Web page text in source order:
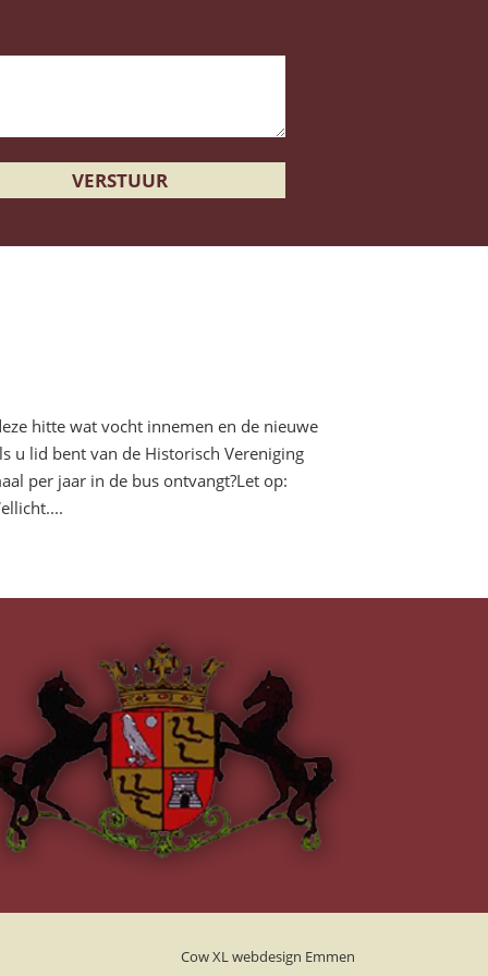
hitte wat vocht innemen en de nieuwe
u lid bent van de Historisch Vereniging
per jaar in de bus ontvangt?Let op:
Cow XL webdesign Emmen